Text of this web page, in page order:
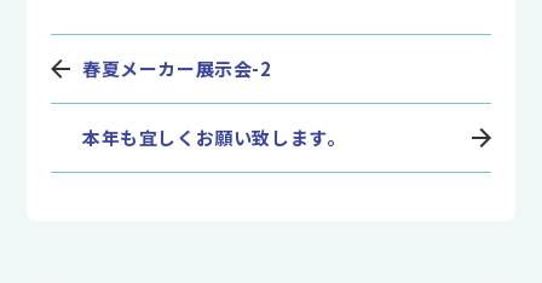
春夏メーカー展示会-2
本年も宜しくお願い致します。